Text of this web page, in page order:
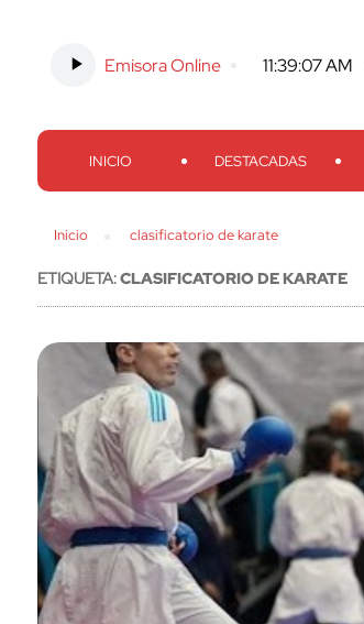
Emisora Online 11:39:08 AM
INICIO DESTACADAS
Inicio clasificatorio de karate
ETIQUETA:CLASIFICATORIO DE KARATE